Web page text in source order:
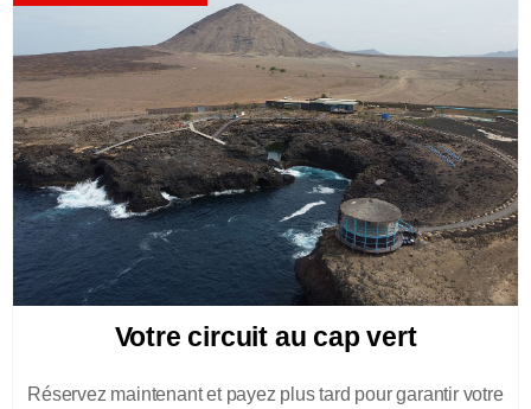
Votre circuit au cap vert
Réservez maintenant et payez plus tard pour garantir votre